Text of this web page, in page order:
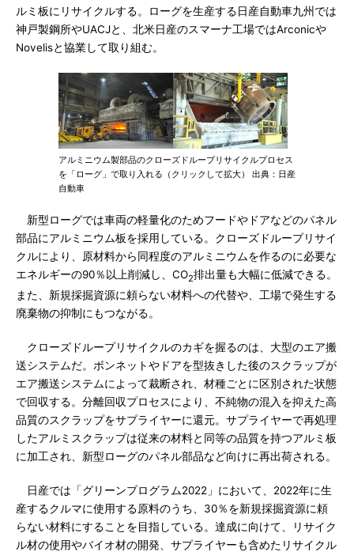
ルミ板にリサイクルする。ローグを生産する日産自動車九州では
神戸製鋼所やUACJと、北米日産のスマーナ工場ではArconicや
Novelisと協業して取り組む。
アルミニウム製部品のクローズドループリサイクルプロセス
を「ローグ」で取り入れる（クリックして拡大） 出典：日産
自動車
新型ローグでは車両の軽量化のためフードやドアなどのパネル
部品にアルミニウム板を採用している。クローズドループリサイ
クルにより、原材料から同程度のアルミニウムを作るのに必要な
エネルギーの90％以上削減し、CO2排出量も大幅に低減できる。
また、新規採掘資源に頼らない材料への代替や、工場で発生する
廃棄物の抑制にもつながる。
クローズドループリサイクルのカギを握るのは、大型のエア搬
送システムだ。ボンネットやドアを型抜きした後のスクラップが
エア搬送システムによって裁断され、材種ごとに区別された状態
で回収する。分離回収プロセスにより、不純物の混入を抑えた高
品質のスクラップをサプライヤーに還元。サプライヤーで再処理
したアルミスクラップは従来の材料と同等の品質を持つアルミ板
に加工され、新型ローグのパネル部品など向けに再出荷される。
日産では「グリーンプログラム2022」において、2022年に生
産するクルマに使用する原料のうち、30％を新規採掘資源に頼
らない材料にすることを目指している。達成に向けて、リサイク
ル材の使用やバイオ材の開発、サプライヤーも含めたリサイクル